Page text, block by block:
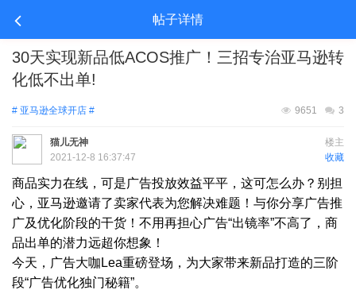
帖子详情
​30天实现新品低ACOS推广！三招专治亚马逊转
化低不出单!
# 亚马逊全球开店 # 3
9651
楼主
猫儿无神
收藏
2021-12-8 16:37:47
商品实力在线，可是广告投放效益平平，这可怎么办？别担
心，亚马逊邀请了卖家代表为您解决难题！与你分享广告推
广及优化阶段的干货！不用再担心广告“出镜率”不高了，商
品出单的潜力远超你想象！
今天，广告大咖 Lea重磅登场，为大家带来新品打造的三阶
段“广告优化独门秘籍”。